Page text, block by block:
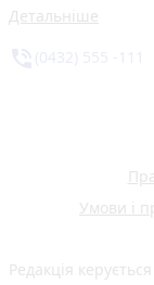
Детальніше
Умови і
Редакція